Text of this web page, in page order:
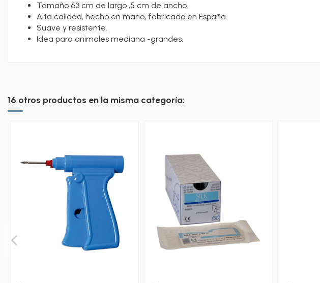
Tamaño 63 cm de largo ,5 cm de ancho.
Alta calidad, hecho en mano, fabricado en España.
Suave y resistente.
Idea para animales mediana -grandes.
16 otros productos en la misma categoría: